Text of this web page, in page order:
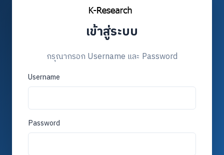
เข้าสู่ระบบ
กรุณากรอก Username และ Password
Username
Password